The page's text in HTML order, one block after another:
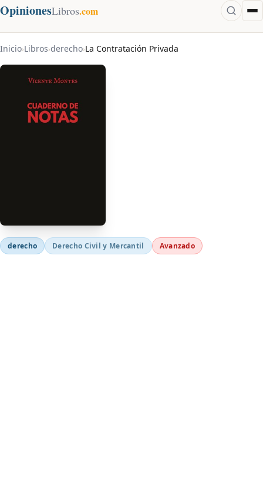
OpinionesLibros.com
Inicio›Libros›derecho›La Contratación Privada
derecho Derecho Civil y Mercantil Avanzado